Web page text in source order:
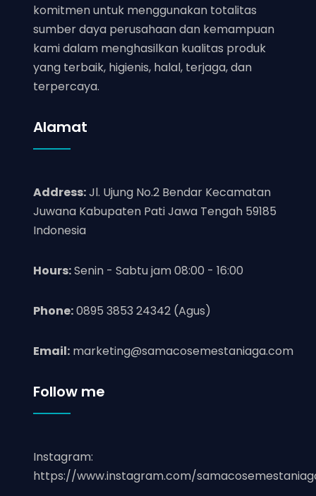
komitmen untuk menggunakan totalitas
sumber daya perusahaan dan kemampuan
kami dalam menghasilkan kualitas produk
yang terbaik, higienis, halal, terjaga, dan
terpercaya.
Alamat
Address:Jl. Ujung No.2 Bendar Kecamatan
Juwana Kabupaten Pati Jawa Tengah 59185
Indonesia
Hours:Senin - Sabtu jam 08:00 - 16:00
Phone:0895 3853 24342 (Agus)
Email:marketing@samacosemestaniaga.com
Follow me
Instagram:
https://www.instagram.com/